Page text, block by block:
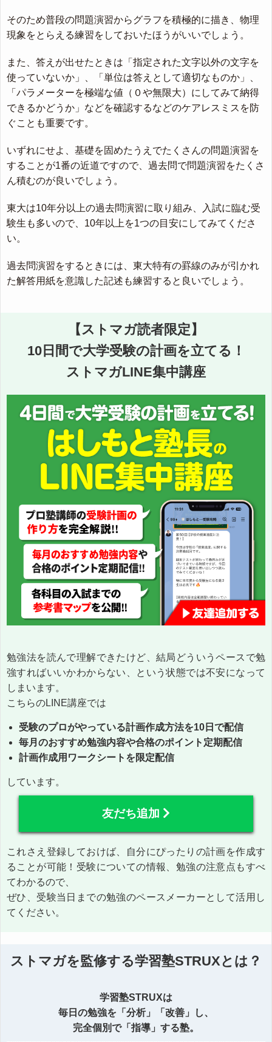
そのため普段の問題演習からグラフを積極的に描き、物理
現象をとらえる練習をしておいたほうがいいでしょう。
また、答えが出せたときは「指定された文字以外の文字を
使っていないか」、「単位は答えとして適切なものか」、
「パラメーターを極端な値（０や無限大）にしてみて納得
できるかどうか」などを確認するなどのケアレスミスを防
ぐことも重要です。
いずれにせよ、基礎を固めたうえでたくさんの問題演習を
することが1番の近道ですので、過去問で問題演習をたくさ
ん積むのが良いでしょう。
東大は10年分以上の過去問演習に取り組み、入試に臨む受
験生も多いので、10年以上を1つの目安にしてみてくださ
い。
過去問演習をするときには、東大特有の罫線のみが引かれ
た解答用紙を意識した記述も練習すると良いでしょう。
【ストマガ読者限定】
10日間で大学受験の計画を立てる！
ストマガLINE集中講座
勉強法を読んで理解できたけど、結局どういうペースで勉
強すればいいかわからない、という状態では不安になって
しまいます。
こちらのLINE講座では
受験のプロがやっている計画作成方法を10日で配信
毎月のおすすめ勉強内容や合格のポイント定期配信
計画作成用ワークシートを限定配信
しています。
友だち追加
これさえ登録しておけば、自分にぴったりの計画を作成す
ることが可能！受験についての情報、勉強の注意点もすべ
てわかるので、
ぜひ、受験当日までの勉強のペースメーカーとして活用し
てください。
ストマガを監修する学習塾STRUXとは？
学習塾STRUXは
毎日の勉強を「分析」「改善」し、
完全個別で「指導」する塾。